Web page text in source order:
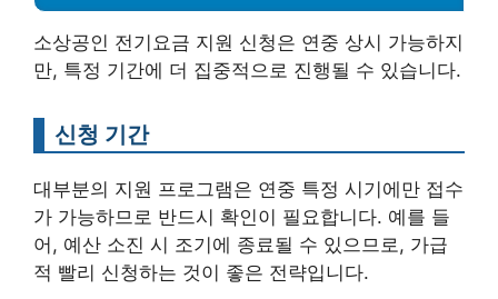
소상공인 전기요금 지원 신청은 연중 상시 가능하지
만, 특정 기간에 더 집중적으로 진행될 수 있습니다.
신청 기간
대부분의 지원 프로그램은 연중 특정 시기에만 접수
가 가능하므로 반드시 확인이 필요합니다. 예를 들
어, 예산 소진 시 조기에 종료될 수 있으므로, 가급
적 빨리 신청하는 것이 좋은 전략입니다.